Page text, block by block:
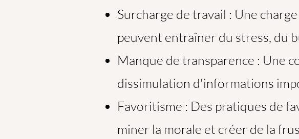
Surcharge de travail : Une
peuvent entraîner du stress, du
Manque de transparence : Une
dissimulation d'informations
Favoritisme : Des pratiques de
miner la morale et créer de la